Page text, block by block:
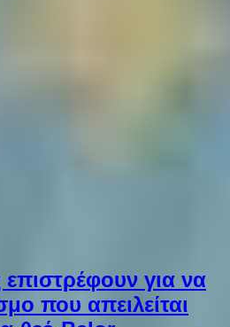
για να
που απειλείται